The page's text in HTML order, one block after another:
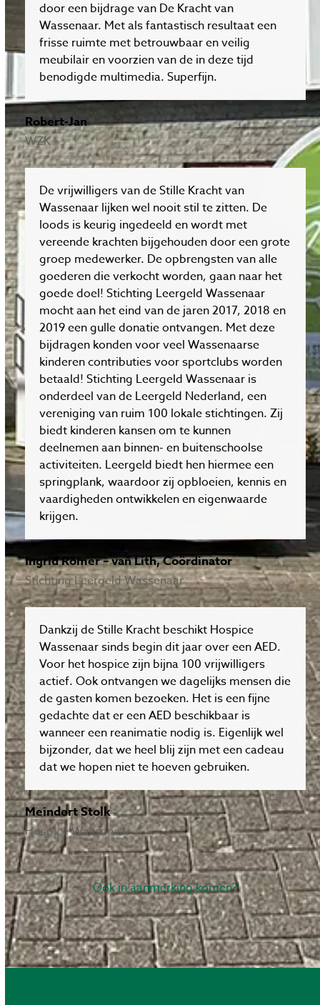
door een bijdrage van De Kracht van
Wassenaar. Met als fantastisch resultaat een
frisse ruimte met betrouwbaar en veilig
meubilair en voorzien van de in deze tijd
benodigde multimedia. Superfijn.
Robert-Jan
WZK
De vrijwilligers van de Stille Kracht van
Wassenaar lijken wel nooit stil te zitten. De
loods is keurig ingedeeld en wordt met
vereende krachten bijgehouden door een grote
groep medewerker. De opbrengsten van alle
goederen die verkocht worden, gaan naar het
goede doel! Stichting Leergeld Wassenaar
mocht aan het eind van de jaren 2017, 2018 en
2019 een gulle donatie ontvangen. Met deze
bijdragen konden voor veel Wassenaarse
kinderen contributies voor sportclubs worden
betaald! Stichting Leergeld Wassenaar is
onderdeel van de Leergeld Nederland, een
vereniging van ruim 100 lokale stichtingen. Zij
biedt kinderen kansen om te kunnen
deelnemen aan binnen- en buitenschoolse
activiteiten. Leergeld biedt hen hiermee een
springplank, waardoor zij opbloeien, kennis en
vaardigheden ontwikkelen en eigenwaarde
krijgen.
Ingrid Römer – van Lith, Coördinator
Stichting Leergeld Wassenaar
Dankzij de Stille Kracht beschikt Hospice
Wassenaar sinds begin dit jaar over een AED.
Voor het hospice zijn bijna 100 vrijwilligers
actief. Ook ontvangen we dagelijks mensen die
de gasten komen bezoeken. Het is een fijne
gedachte dat er een AED beschikbaar is
wanneer een reanimatie nodig is. Eigenlijk wel
bijzonder, dat we heel blij zijn met een cadeau
dat we hopen niet te hoeven gebruiken.
Meindert Stolk
Hospice Wassenaar
Ook in aanmerking komen?